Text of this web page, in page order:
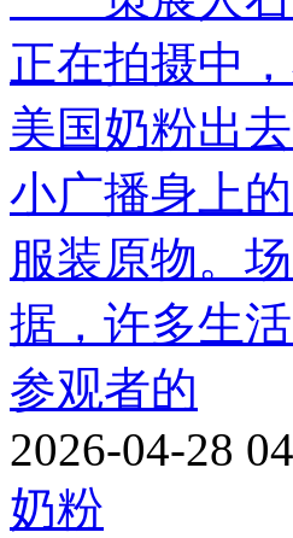
正在拍摄中
美国奶粉出
小广播身上
服装原物。
据，许多生
参观者的
2026-04-28
奶粉